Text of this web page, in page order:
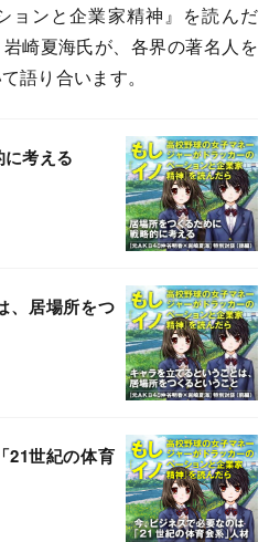
ョンと企業家精神』を読んだ
崎夏海氏が、各界の著名人を
語り合います。
考える
、居場所をつ
21世紀の体育